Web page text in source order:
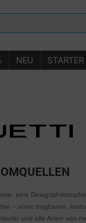
NEU
eine
– einer tragbaren,
und alle Arten von